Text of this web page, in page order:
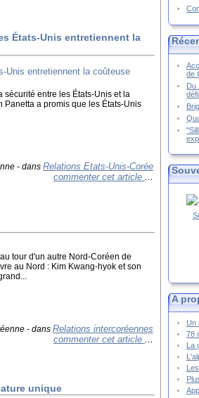
États-Unis entretiennent la
entre les États-Unis et la
a promis que les États-Unis
- dans Relations Etats-Unis-Corée
commenter cet article …
tour d'un autre Nord-Coréen de
au Nord : Kim Kwang-hyok et son
- dans Relations intercoréennes
commenter cet article …
unique
de
Du
A
Un
78
La